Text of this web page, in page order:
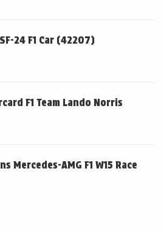
24 F1 Car (42207)
F1 Team Lando Norris
Mercedes-AMG F1 W15 Race